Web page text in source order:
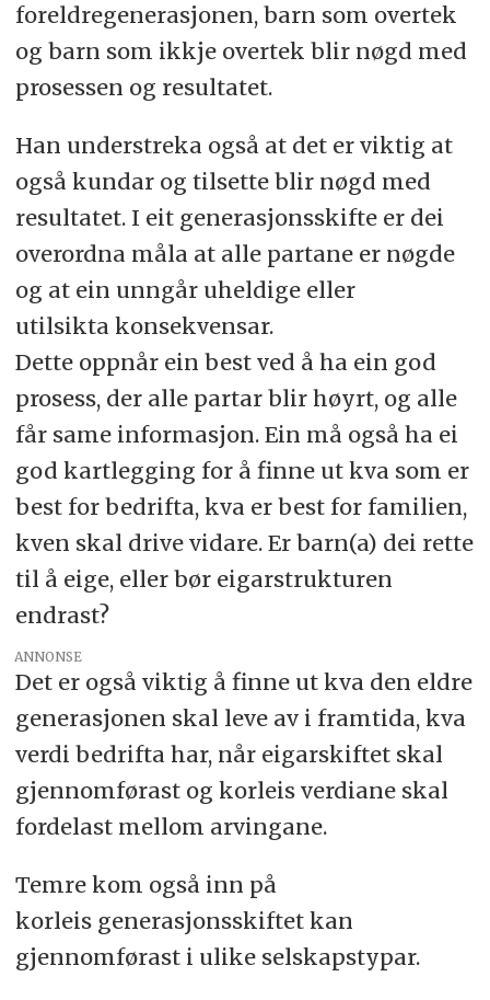
foreldregenerasjonen, barn som overtek
og barn som ikkje overtek blir nøgd med
prosessen og resultatet.
Han understreka også at det er viktig at
også kundar og tilsette blir nøgd med
resultatet. I eit generasjonsskifte er dei
overordna måla at alle partane er nøgde
og at ein unngår uheldige eller
utilsikta konsekvensar.
Dette oppnår ein best ved å ha ein god
prosess, der alle partar blir høyrt, og alle
får same informasjon. Ein må også ha ei
god kartlegging for å finne ut kva som er
best for bedrifta, kva er best for familien,
kven skal drive vidare. Er barn(a) dei rette
til å eige, eller bør eigarstrukturen
endrast?
ANNONSE
Det er også viktig å finne ut kva den eldre
generasjonen skal leve av i framtida, kva
verdi bedrifta har, når eigarskiftet skal
gjennomførast og korleis verdiane skal
fordelast mellom arvingane.
Temre kom også inn på
korleis generasjonsskiftet kan
gjennomførast i ulike selskapstypar.